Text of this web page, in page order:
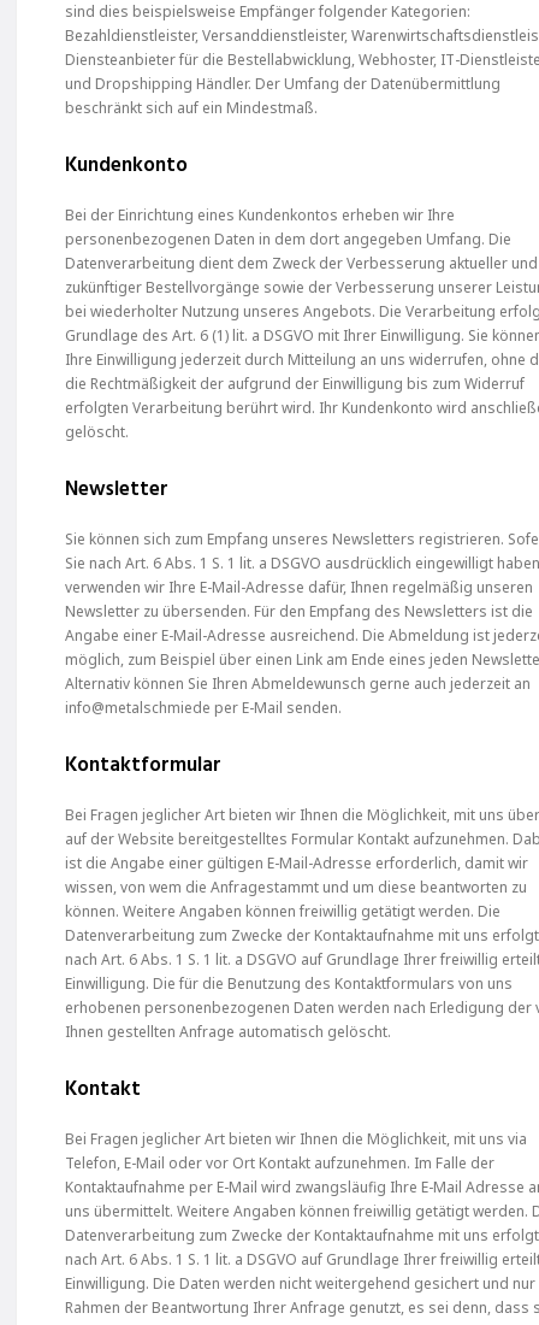
sind dies beispielsweise Empfänger folgender Kategorien:
Bezahldienstleister, Versanddienstleister,
Diensteanbieter für die Bestellabwicklung, Webhoster, IT-
und Dropshipping Händler. Der Umfang der Datenübermittlung
beschränkt sich auf ein Mindestmaß.
Kundenkonto
Bei der Einrichtung eines Kundenkontos erheben wir Ihre
personenbezogenen Daten in dem dort angegeben Umfang. Die
Datenverarbeitung dient dem Zweck der Verbesserung aktueller und
zukünftiger Bestellvorgänge sowie der Verbesserung unserer
bei wiederholter Nutzung unseres Angebots. Die Verarbeitung
Grundlage des Art. 6 (1) lit. a DSGVO mit Ihrer Einwilligung. Sie
Ihre Einwilligung jederzeit durch Mitteilung an uns widerrufen, ohne
die Rechtmäßigkeit der aufgrund der Einwilligung bis zum Widerruf
erfolgten Verarbeitung berührt wird. Ihr Kundenkonto wird
gelöscht.
Newsletter
Sie können sich zum Empfang unseres Newsletters registrieren.
Sie nach Art. 6 Abs. 1 S. 1 lit. a DSGVO ausdrücklich eingewilligt
verwenden wir Ihre E-Mail-Adresse dafür, Ihnen regelmäßig unseren
Newsletter zu übersenden. Für den Empfang des Newsletters ist die
Angabe einer E-Mail-Adresse ausreichend. Die Abmeldung ist
möglich, zum Beispiel über einen Link am Ende eines jeden
Alternativ können Sie Ihren Abmeldewunsch gerne auch jederzeit an
info@metalschmiede per E-Mail senden.
Kontaktformular
Bei Fragen jeglicher Art bieten wir Ihnen die Möglichkeit, mit uns
auf der Website bereitgestelltes Formular Kontakt aufzunehmen.
ist die Angabe einer gültigen E-Mail-Adresse erforderlich, damit wir
wissen, von wem die Anfragestammt und um diese beantworten zu
können. Weitere Angaben können freiwillig getätigt werden. Die
Datenverarbeitung zum Zwecke der Kontaktaufnahme mit uns erfolgt
nach Art. 6 Abs. 1 S. 1 lit. a DSGVO auf Grundlage Ihrer freiwillig
Einwilligung. Die für die Benutzung des Kontaktformulars von uns
erhobenen personenbezogenen Daten werden nach Erledigung der
Ihnen gestellten Anfrage automatisch gelöscht.
Kontakt
Bei Fragen jeglicher Art bieten wir Ihnen die Möglichkeit, mit uns via
Telefon, E-Mail oder vor Ort Kontakt aufzunehmen. Im Falle der
Kontaktaufnahme per E-Mail wird zwangsläufig Ihre E-Mail Adresse
uns übermittelt. Weitere Angaben können freiwillig getätigt werden.
Datenverarbeitung zum Zwecke der Kontaktaufnahme mit uns erfolgt
nach Art. 6 Abs. 1 S. 1 lit. a DSGVO auf Grundlage Ihrer freiwillig
Einwilligung. Die Daten werden nicht weitergehend gesichert und
Rahmen der Beantwortung Ihrer Anfrage genutzt, es sei denn, dass